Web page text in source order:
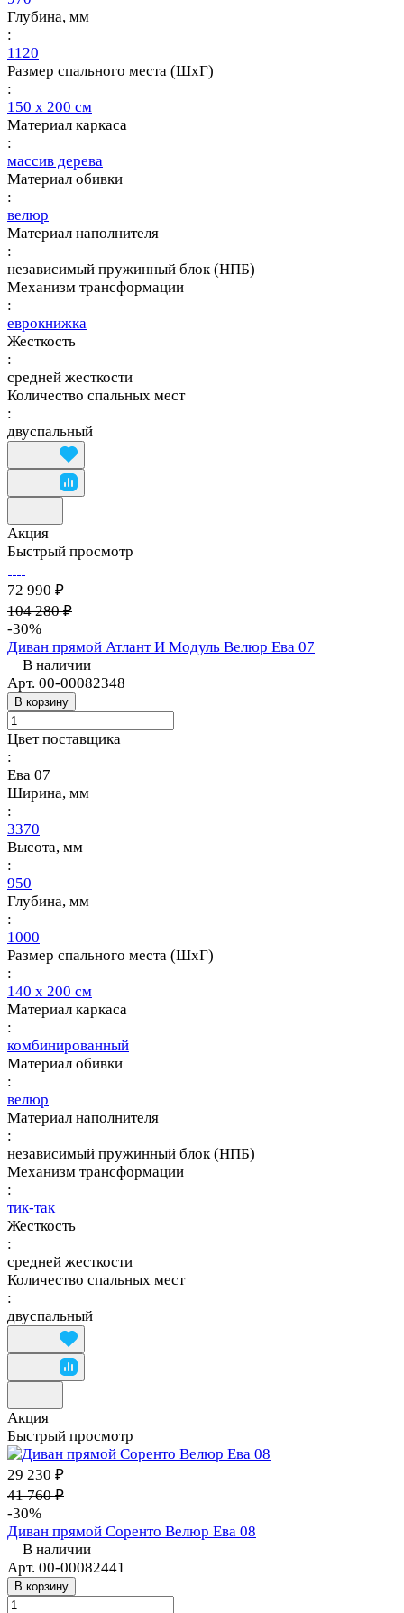
Глубина, мм
:
1120
Размер спального места (ШхГ)
:
150 х 200 см
Материал каркаса
:
массив дерева
Материал обивки
:
велюр
Материал наполнителя
:
независимый пружинный блок (НПБ)
Механизм трансформации
:
еврокнижка
Жесткость
:
средней жесткости
Количество спальных мест
:
двуспальный
Акция
Быстрый просмотр
72 990 ₽
104 280 ₽
-30%
Диван прямой Атлант И Модуль Велюр Ева 07
В наличии
Арт. 00-00082348
В корзину
Цвет поставщика
:
Ева 07
Ширина, мм
:
3370
Высота, мм
:
950
Глубина, мм
:
1000
Размер спального места (ШхГ)
:
140 х 200 см
Материал каркаса
:
комбинированный
Материал обивки
:
велюр
Материал наполнителя
:
независимый пружинный блок (НПБ)
Механизм трансформации
:
тик-так
Жесткость
:
средней жесткости
Количество спальных мест
:
двуспальный
Акция
Быстрый просмотр
29 230 ₽
41 760 ₽
-30%
Диван прямой Соренто Велюр Ева 08
В наличии
Арт. 00-00082441
В корзину